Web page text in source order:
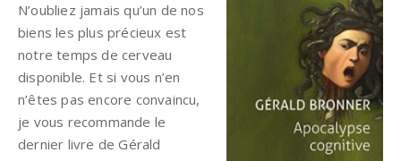
N’oubliez jamais qu’un de nos
biens les plus précieux est
notre temps de cerveau
disponible. Et si vous n’en
n’êtes pas encore convaincu,
je vous recommande le
dernier livre de Gérald